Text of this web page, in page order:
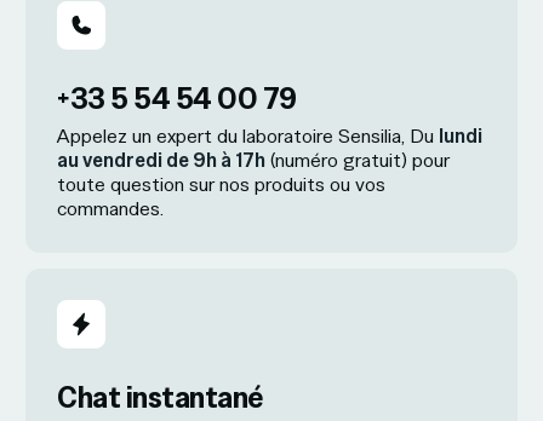
+33 5 54 54 00 79
Appelez un expert du laboratoire Sensilia, Du lundi
au vendredi de 9h à 17h (numéro gratuit) pour
toute question sur nos produits ou vos
commandes.
Chat instantané